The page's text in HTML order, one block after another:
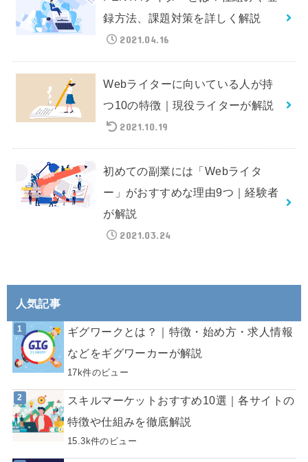
録方法、課題対策を詳しく解説
2021.04.16
Webライターに向いている人が持
つ10の特徴｜現役ライターが解説
2021.10.19
初めての副業には「Webライタ
ー」がおすすめな理由9つ｜経験者
が解説
2021.03.24
人気記事
ギグワークとは？｜特徴・始め方・求人情報
などをギグワーカーが解説
17k件のビュー
スキルマーケットおすすめ10選｜各サイトの
特徴や仕組みを徹底解説
15.3k件のビュー